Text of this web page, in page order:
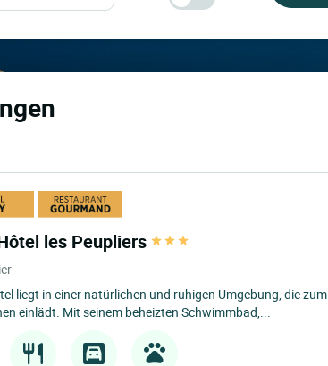
les Peupliers
liegt in einer natürlichen und ruhigen Umgebung, die zum
einlädt. Mit seinem beheizten Schwimmbad,...